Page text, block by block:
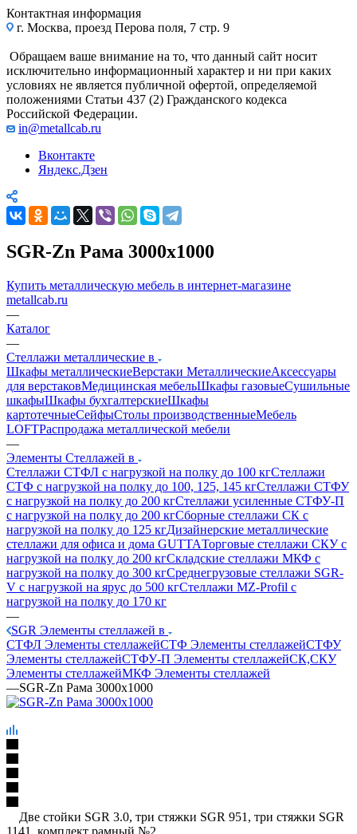
Контактная информация
г. Москва, проезд Перова поля, 7 стр. 9
Обращаем ваше внимание на то, что данный сайт носит
исключительно информационный характер и ни при каких
условиях не является публичной офертой, определяемой
положениями Статьи 437 (2) Гражданского кодекса
Российской Федерации.
in@metallcab.ru
Вконтакте
Яндекс.Дзен
SGR-Zn Рама 3000x1000
Купить металлическую мебель в интернет-магазине
metallcab.ru
—
Каталог
—
Стеллажи металлические в
Шкафы металлическиеВерстаки МеталлическиеАксессуары
для верстаковМедицинская мебельШкафы газовыеСушильные
шкафыШкафы бухгалтерскиеШкафы
картотечныеСейфыСтолы производственныеМебель
LOFTРаспродажа металлической мебели
—
Элементы Стеллажей в
Стеллажи СТФЛ с нагрузкой на полку до 100 кгСтеллажи
СТФ с нагрузкой на полку до 100, 125, 145 кгСтеллажи СТФУ
с нагрузкой на полку до 200 кгСтеллажи усиленные СТФУ-П
с нагрузкой на полку до 200 кгСборные стеллажи СК с
нагрузкой на полку до 125 кгДизайнерские металлические
стеллажи для офиса и дома GUTTAТорговые стеллажи СКУ с
нагрузкой на полку до 200 кгСкладские стеллажи МКФ с
нагрузкой на полку до 300 кгСреднегрузовые стеллажи SGR-
V с нагрузкой на ярус до 500 кгСтеллажи MZ-Profil с
нагрузкой на полку до 170 кг
—
SGR Элементы стеллажей в
СТФЛ Элементы стеллажейСТФ Элементы стеллажейСТФУ
Элементы стеллажейСТФУ-П Элементы стеллажейСК,СКУ
Элементы стеллажейМКФ Элементы стеллажей
—SGR-Zn Рама 3000x1000
Две стойки SGR 3.0, три стяжки SGR 951, три стяжки SGR
1141, комплект рамный №2.